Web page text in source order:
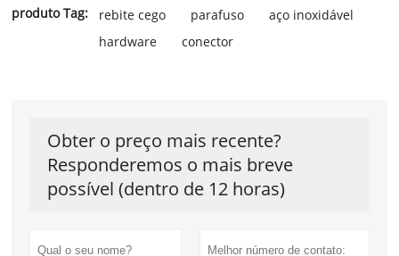
produto Tag: rebite cego parafuso
aço inoxidável
hardware
conector
Obter o preço mais recente?
Responderemos o mais breve
possível (dentro de 12 horas)